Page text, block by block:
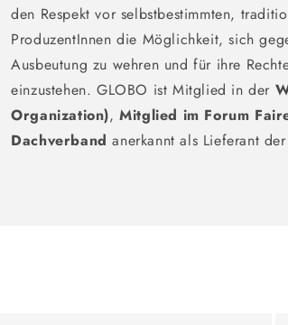
den Respekt vor selbstbestimmten,
ProduzentInnen die Möglichkeit, sich
Ausbeutung zu wehren und für ihre
einzustehen. GLOBO ist Mitglied in der
Organization),Mitglied im Forum
Dachverband anerkannt als Lieferant